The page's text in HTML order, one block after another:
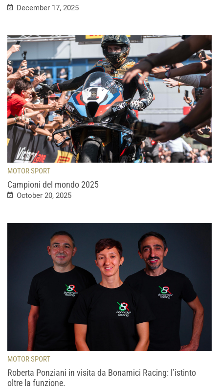
December 17, 2025
MOTOR SPORT
Campioni del mondo 2025
October 20, 2025
MOTOR SPORT
Roberta Ponziani in visita da Bonamici Racing: l’istinto
oltre la funzione.